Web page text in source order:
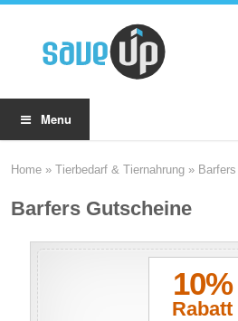
Menu
Home »Tierbedarf & Tiernahrung » Barfers
Barfers Gutscheine
10%
Rabatt